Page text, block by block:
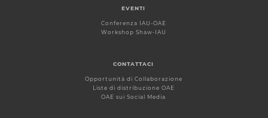
EVENTI
Conferenza IAU-OAE
Workshop Shaw-IAU
CONTATTACI
Opportunità di Collaborazione
Liste di distribuzione OAE
OAE sui Social Media